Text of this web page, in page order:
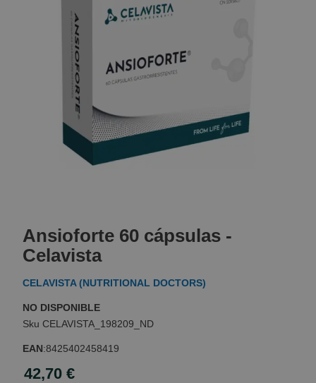
the
beginning
of
the
gallery
Ansioforte 60 cápsulas -
Celavista
CELAVISTA (NUTRITIONAL DOCTORS)
NO DISPONIBLE
CELAVISTA_198209_ND
EAN:8425402458419
Special
42,70 €